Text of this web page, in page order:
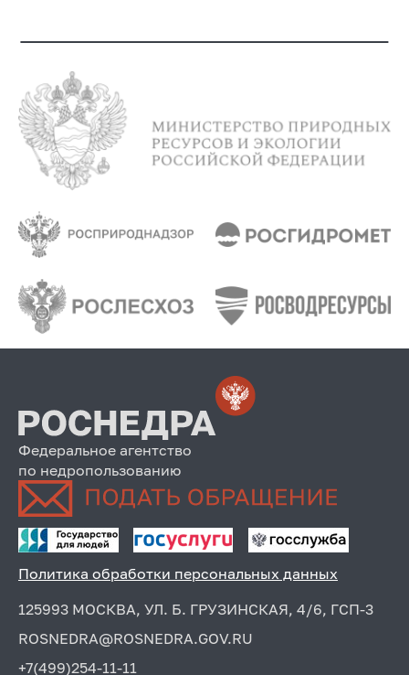
Федеральное агентство
по недропользованию
Политика обработки персональных данных
125993 МОСКВА, УЛ. Б. ГРУЗИНСКАЯ, 4/6, ГСП-3
ROSNEDRA@ROSNEDRA.GOV.RU
+7(499)254-11-11